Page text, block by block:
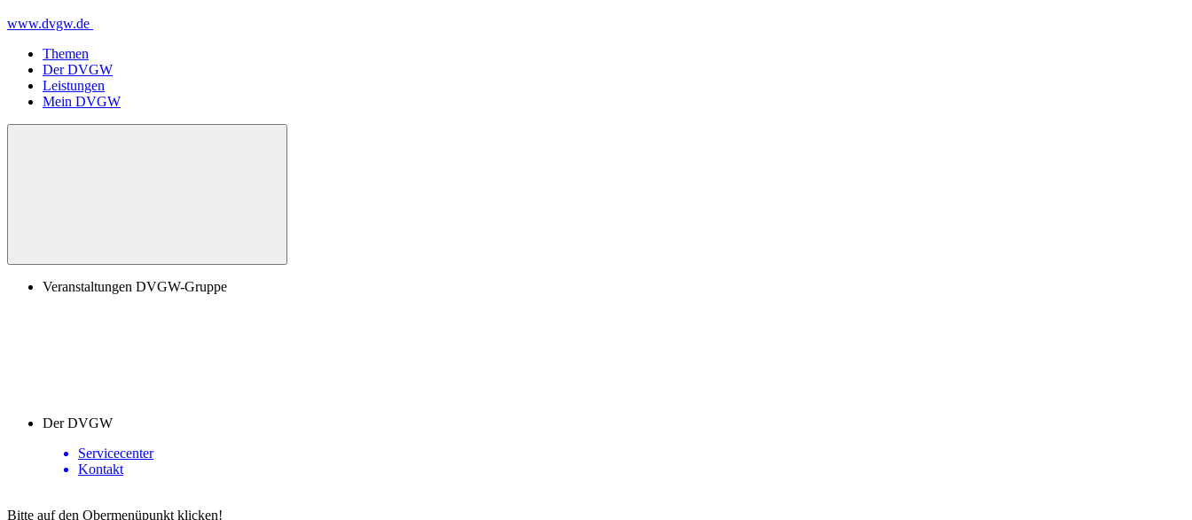
www.dvgw.de
Themen
Der DVGW
Leistungen
Mein DVGW
Veranstaltungen DVGW-Gruppe
Der DVGW
Servicecenter
Kontakt
Bitte auf den Obermenüpunkt klicken!